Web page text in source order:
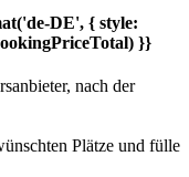
DE', { style:
}}
nach der
Plätze und fülle